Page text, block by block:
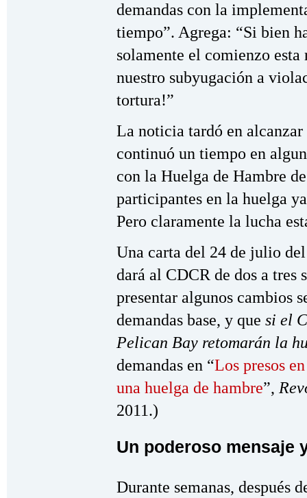
demandas con la
tiempo”. Agrega: “Si bien
solamente el comienzo
nuestro subyugación a
tortura!”
La noticia tardó en alcanzar
continuó un tiempo en
con la Huelga de Hambre
participantes en la huelga
Pero claramente la lucha
Una carta del 24 de julio
dará al CDCR de dos a tres
presentar algunos cambios
demandas base, y que si el
Pelican Bay retomarán la
demandas en “Los presos
una huelga de hambre”,
2011.)
Un poderoso mensaje
Durante semanas, después